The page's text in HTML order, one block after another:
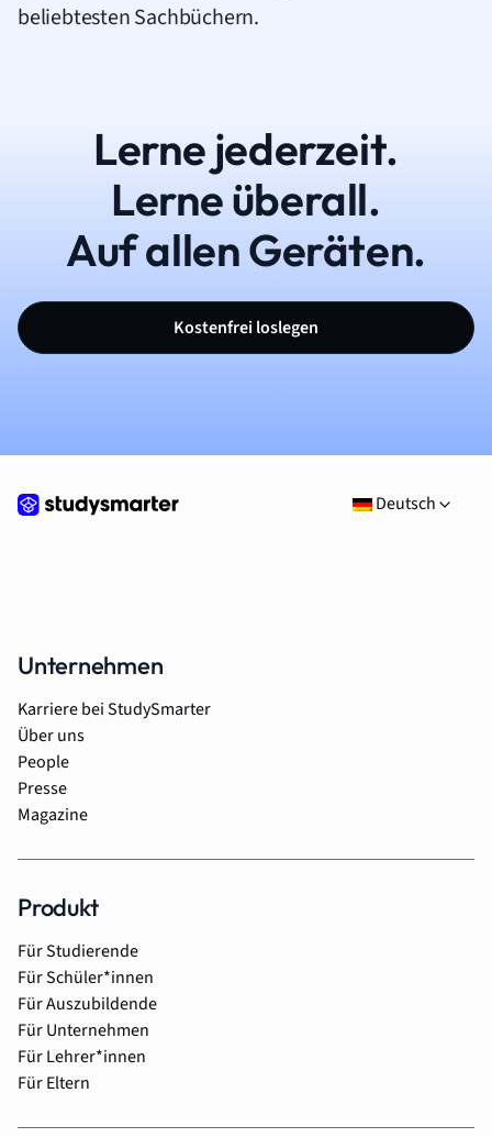
beliebtesten Sachbüchern.
Lerne jederzeit.
Lerne überall.
Auf allen Geräten.
Kostenfrei loslegen
Deutsch
Unternehmen
Karriere bei StudySmarter
Über uns
People
Presse
Magazine
Produkt
Für Studierende
Für Schüler*innen
Für Auszubildende
Für Unternehmen
Für Lehrer*innen
Für Eltern